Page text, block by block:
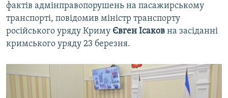
фактів адмінправопорушень на пасажирському
транспорті, повідомив міністр транспорту
російського уряду Криму Євген Ісаков на засіданні
кримського уряду 23 березня.